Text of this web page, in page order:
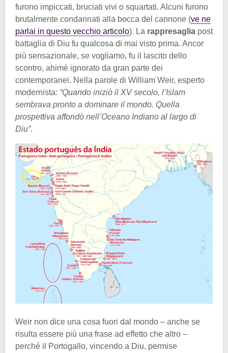
furono impiccati, bruciati vivi o squartati. Alcuni furono
brutalmente condannati alla bocca del cannone (ve ne
parlai in questo vecchio articolo). La rappresaglia post
battaglia di Diu fu qualcosa di mai visto prima. Ancor
più sensazionale, se vogliamo, fu il lascito dello
scontro, ahimè ignorato da gran parte dei
contemporanei. Nella parole di William Weir, esperto
modernista: “Quando iniziò il XV secolo, l’Islam
sembrava pronto a dominare il mondo. Quella
prospettiva affondò nell’Oceano Indiano al largo di
Diu”.
Weir non dice una cosa fuori dal mondo – anche se
risulta essere più una frase ad effetto che altro –
perché il Portogallo, vincendo a Diu, permise